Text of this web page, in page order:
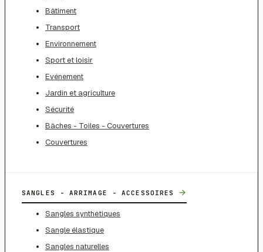
Bâtiment
Transport
Environnement
Sport et loisir
Evénement
Jardin et agriculture
Sécurité
Bâches - Toiles - Couvertures
Couvertures
SANGLES - ARRIMAGE - ACCESSOIRES →
Sangles synthétiques
Sangle élastique
Sangles naturelles